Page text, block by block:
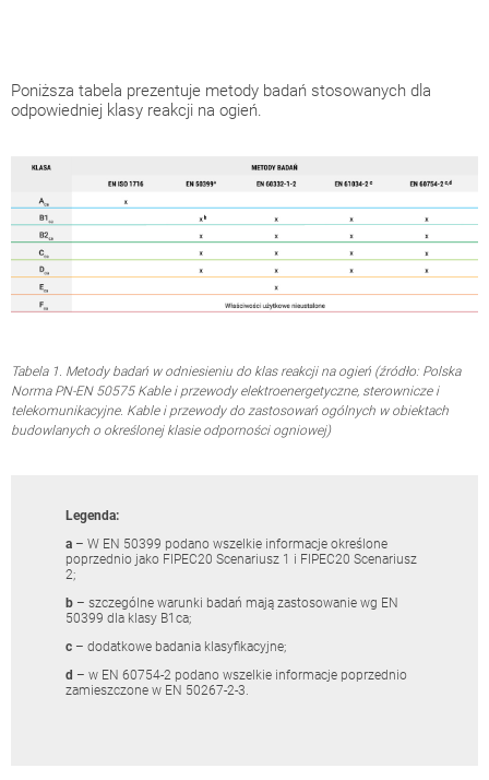
Poniższa tabela prezentuje metody badań stosowanych dla
odpowiedniej klasy reakcji na ogień.
Tabela 1. Metody badań w odniesieniu do klas reakcji na ogień (źródło: Polska
Norma PN-EN 50575 Kable i przewody elektroenergetyczne, sterownicze i
telekomunikacyjne. Kable i przewody do zastosowań ogólnych w obiektach
budowlanych o określonej klasie odporności ogniowej)
Legenda:
a – W EN 50399 podano wszelkie informacje określone
poprzednio jako FIPEC20 Scenariusz 1 i FIPEC20 Scenariusz
2;
b – szczególne warunki badań mają zastosowanie wg EN
50399 dla klasy B1ca;
c – dodatkowe badania klasyfikacyjne;
d – w EN 60754-2 podano wszelkie informacje poprzednio
zamieszczone w EN 50267-2-3.